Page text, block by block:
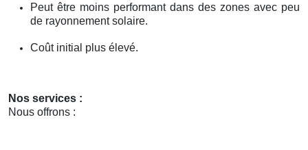
Peut être moins performant dans des zones avec peu
de rayonnement solaire.
Coût initial plus élevé.
Nos services :
Nous offrons :